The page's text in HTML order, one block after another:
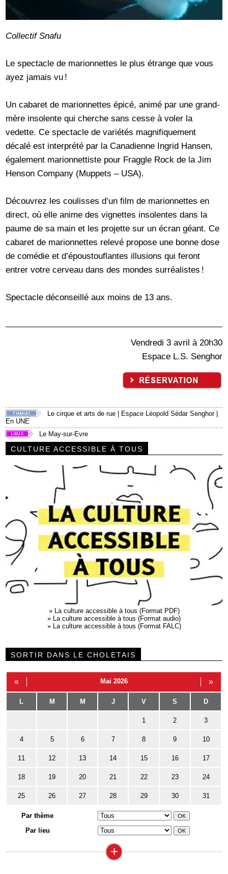
Collectif Snafu
Le spectacle de marionnettes le plus étrange que vous
ayez jamais vu !
Un cabaret de marionnettes épicé, animé par une grand-
mère insolente qui cherche sans cesse à voler la
vedette. Ce spectacle de variétés magnifiquement
décalé est interprété par la Canadienne Ingrid Hansen,
également marionnettiste pour Fraggle Rock de la Jim
Henson Company (Muppets – USA).
Découvrez les coulisses d’un film de marionnettes en
direct, où elle anime des vignettes insolentes dans la
paume de sa main et les projette sur un écran géant. Ce
cabaret de marionnettes relevé propose une bonne dose
de comédie et d’époustouflantes illusions qui feront
entrer votre cerveau dans des mondes surréalistes !
Spectacle déconseillé aux moins de 13 ans.
Vendredi 3 avril à 20h30
Espace L.S. Senghor
Le cirque et arts de rue Espace Léopold Sédar Senghor|
En UNE
Le May-sur-Evre
CULTURE ACCESSIBLE À TOUS
»
La culture accessible à tous (Format PDF)
»
La culture accessible à tous (Format audio)
»
La culture accessible à tous (Format FALC)
SORTIR DANS LE CHOLETAIS
« Mai 2026 »
L M M J V S D
1 2 3
4 5 6 7 8 9 10
11 12 13 14 15 16 17
18 19 20 21 22 23 24
25 26 27 28 29 30 31
Par thème
Par lieu
+